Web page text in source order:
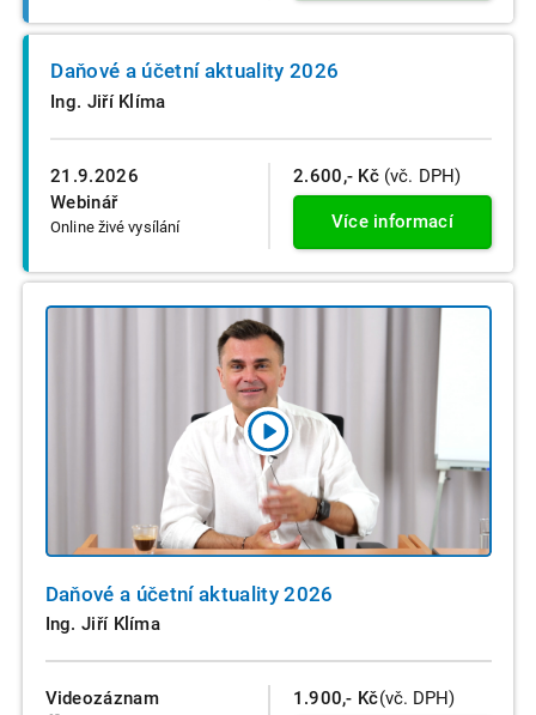
21.9.2026
Webinář
Online živé vysílání
Daňové a účetní aktuality 2026
Ing. Jiří Klíma
2.600,- Kč (vč. DPH)
Více informací
Daňové a účetní aktuality 2026
Ing. Jiří Klíma
Videozáznam 1.900,- Kč(vč. DPH)